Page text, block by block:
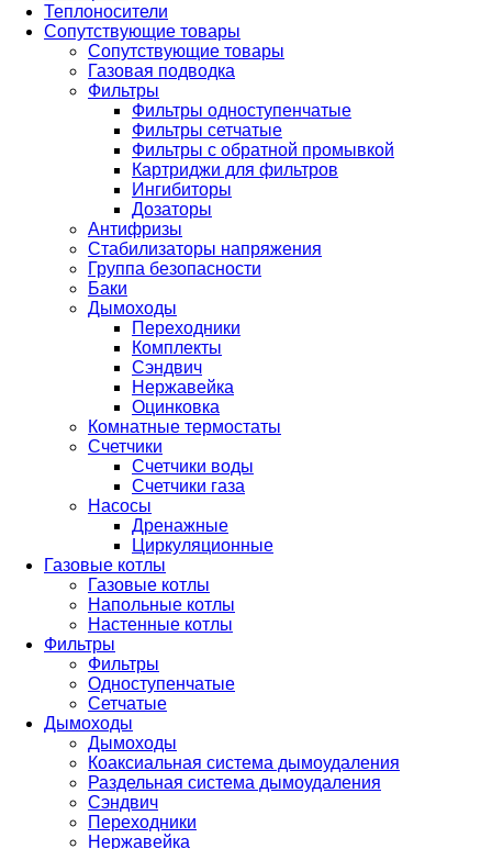
Теплоносители
Сопутствующие товары
Сопутствующие товары
Газовая подводка
Фильтры
Фильтры одноступенчатые
Фильтры сетчатые
Фильтры с обратной промывкой
Картриджи для фильтров
Ингибиторы
Дозаторы
Антифризы
Стабилизаторы напряжения
Группа безопасности
Баки
Дымоходы
Переходники
Комплекты
Сэндвич
Нержавейка
Оцинковка
Комнатные термостаты
Счетчики
Счетчики воды
Счетчики газа
Насосы
Дренажные
Циркуляционные
Газовые котлы
Газовые котлы
Напольные котлы
Настенные котлы
Фильтры
Фильтры
Одноступенчатые
Сетчатые
Дымоходы
Дымоходы
Коаксиальная система дымоудаления
Раздельная система дымоудаления
Сэндвич
Переходники
Нержавейка